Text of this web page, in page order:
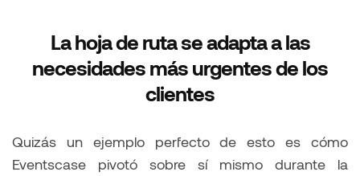
La hoja de ruta se adapta a las
necesidades más urgentes de los
clientes
Quizás un ejemplo perfecto de esto es cómo
Eventscase pivotó sobre sí mismo durante la